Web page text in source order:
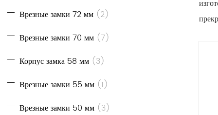
Врезные замки 72 мм (2)
Врезные замки 70 мм (7)
Корпус замка 58 мм (3)
Врезные замки 55 мм (1)
Врезные замки 50 мм (3)